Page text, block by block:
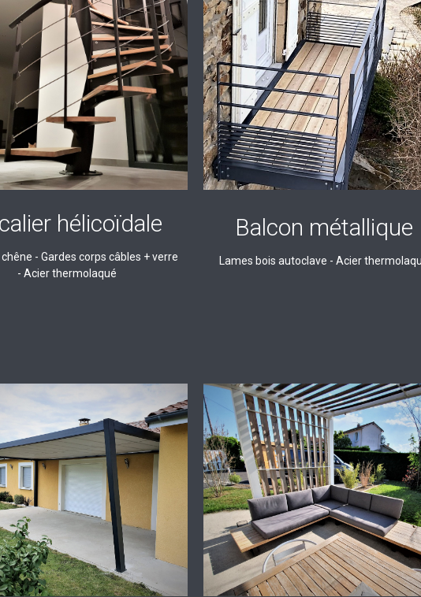
hélicoïdale
- Gardes corps câbles + verre
- Acier thermolaqué
Balcon métallique
Lames bois autoclave - Acier